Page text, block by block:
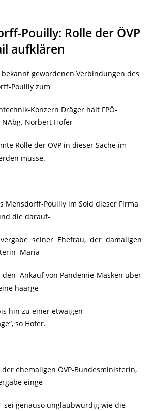
Pouilly: Rolle der ÖVP
aufklären
gewordenen Verbindungen des
Pouilly zum
Konzern Dräger hält FPÖ-
Norbert Hofer
Rolle der ÖVP in dieser Sache im
müsse.
Mensdorff-Pouilly im Sold dieser Firma
die darauf-
seiner Ehefrau, der damaligen
Maria
Ankauf von Pandemie-Masken über
haarge-
hin zu einer etwaigen
so Hofer.
ehemaligen ÖVP-Bundesministerin,
einge-
genauso unglaubwürdig wie die